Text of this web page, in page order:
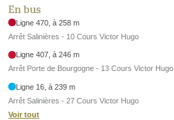
En bus
Ligne 470, à 258 m
Arrêt Salinières - 10 Cours Victor Hugo
Ligne 407, à 246 m
Arrêt Porte de Bourgogne - 13 Cours Victor Hugo
Ligne 16, à 239 m
Arrêt Salinières - 27 Cours Victor Hugo
Voir tout